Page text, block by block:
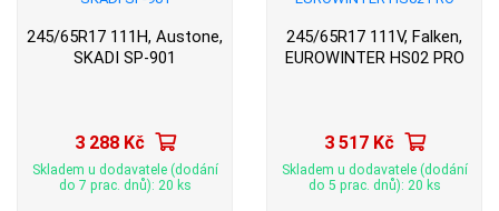
245/65R17 111H, Austone,
SKADI SP-901
3 288 Kč
Skladem u dodavatele (dodání
do 7 prac. dnů): 20 ks
245/65R17 111V, Falken,
EUROWINTER HS02 PRO
3 517 Kč
Skladem u dodavatele (dodání
do 5 prac. dnů): 20 ks